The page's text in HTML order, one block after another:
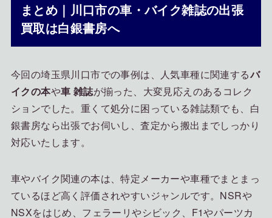
まとめ｜川口市の車・バイク雑誌の出張
買取は白銀書房へ
今回の埼玉県川口市での事例は、人気車種に関連するバ
イクの本や車 雑誌が揃った、大変見応えのあるコレク
ションでした。重くて処分に困っている雑誌類でも、白
銀書房なら出張でお伺いし、査定から搬出までしっかり
対応いたします。
車やバイク関連の本は、特定メーカーや車種でまとまっ
ているほど高く評価されやすいジャンルです。NSRや
NSXをはじめ、フェラーリやシビック、F1やパーツカ